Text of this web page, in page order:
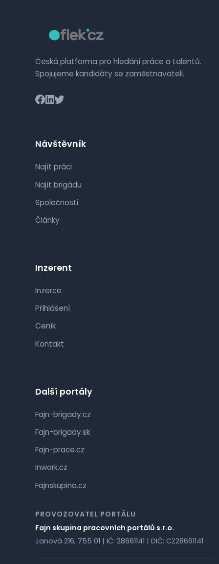
Česká platforma pro hledání práce a talentů.
Spojujeme kandidáty se zaměstnavateli.
Návštěvník
Najít práci
Najít brigádu
Společnosti
Články
Inzerent
Inzerce
Přihlášení
Ceník
Kontakt
Další portály
Fajn-brigady.cz
Fajn-brigady.sk
Fajn-prace.cz
Inwork.cz
Fajnskupina.cz
PROVOZOVATEL PORTÁLU
Fajn skupina pracovních portálů s.r.o.
Janová 216, 755 01 | IČ: 28661141 | DIČ: CZ28661141